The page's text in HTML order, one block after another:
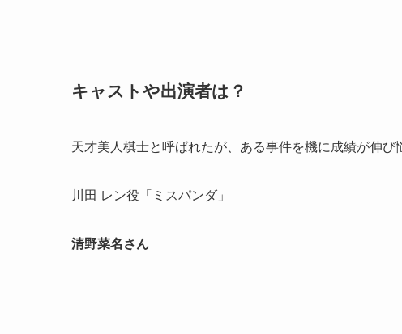
キャストや出演者は？
天才美人棋士と呼ばれたが、ある事件を機に成績が伸び
川田 レン役「ミスパンダ」
清野菜名さん